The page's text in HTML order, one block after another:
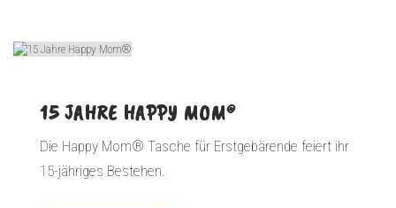
15 JAHRE HAPPY MOM®
Die Happy Mom® Tasche für Erstgebärende feiert ihr
15-jähriges Bestehen.